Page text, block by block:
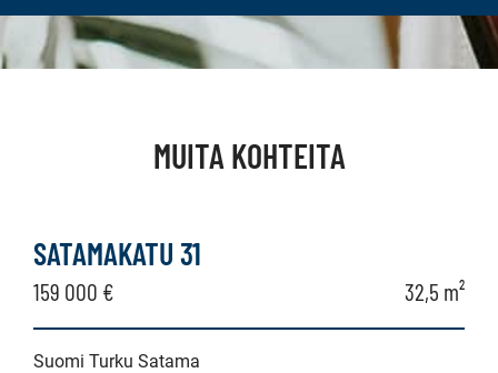
MUITA KOHTEITA
SATAMAKATU 31
159 000 € 32,5 m²
Suomi Turku Satama